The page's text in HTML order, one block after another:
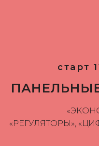
старт
«РЕГУЛЯТОРЫ»,